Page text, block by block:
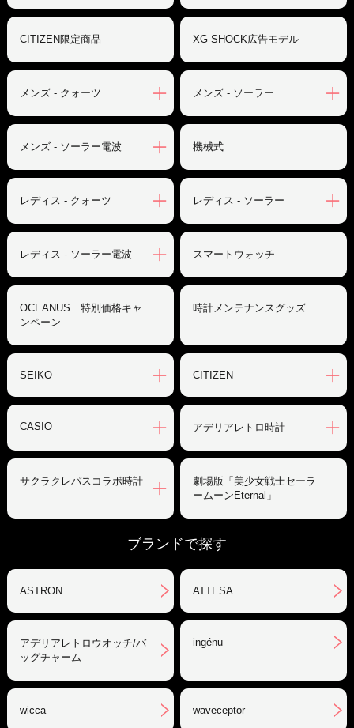
CITIZEN限定商品 XG-SHOCK広告モデル
メンズ - クォーツ メンズ - ソーラー
メンズ - ソーラー電波 機械式
レディス - クォーツ レディス - ソーラー
レディス - ソーラー電波 スマートウォッチ
OCEANUS 特別価格キャ
ンペーン
時計メンテナンスグッズ
SEIKO CITIZEN
CASIO アデリアレトロ時計
サクラクレパスコラボ時計
劇場版「美少女戦士セーラ
ームーンEternal」
ブランドで探す
ASTRON ATTESA
アデリアレトロウオッチ/バ
ッグチャーム
ingénu
wicca waveceptor